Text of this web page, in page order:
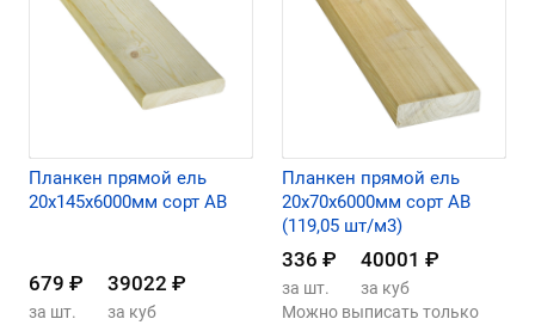
Планкен прямой ель
20х145х6000мм сорт АВ
679 ₽ 39022 ₽
за шт.
за куб
Планкен прямой ель
20х70х6000мм сорт AB
(119,05 шт/м3)
336 ₽ 40001 ₽
за шт.
за куб
Можно выписать только